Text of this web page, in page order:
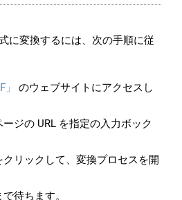
に変換するには、次の手順に従
のウェブサイトにアクセスし
ジの URL を指定の入力ボック
クリックして、変換プロセスを開
待ちます。